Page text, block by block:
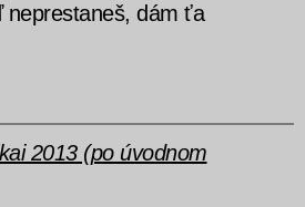
neprestaneš, dám ťa
2013 (po úvodnom